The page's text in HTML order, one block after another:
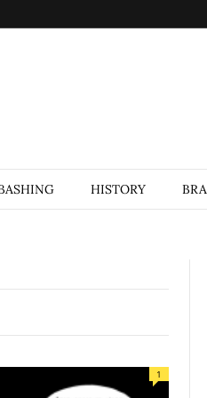
HISTORY
1